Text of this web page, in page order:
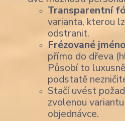
Transparentní
varianta, kterou
odstranit.
Frézované
přímo do dřeva
Působí to
podstatě
Stačí uvést
zvolenou
objednávce.